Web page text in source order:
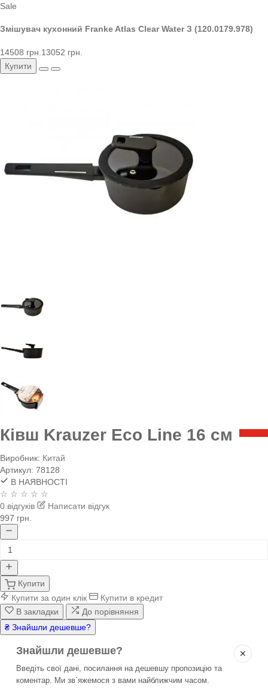
Sale
Змішувач кухонний Franke Atlas Clear Water З (120.0179.978)
14508 грн. 13052 грн.
Купити
Ківш Krauzer Eco Line 16 см
Виробник: Китай
Артикул: 78128
В НАЯВНОСТІ
☆ ☆ ☆ ☆ ☆
0 відгуків
Написати відгук
997 грн.
Купити
Купити за один клік
Купити в кредит
В закладки
До порівняння
₴ Знайшли дешевше?
✕
Знайшли дешевше?
Введіть свої дані, посилання на дешевшу пропозицію та
коментар. Ми зв`яжемося з вами найближчим часом.